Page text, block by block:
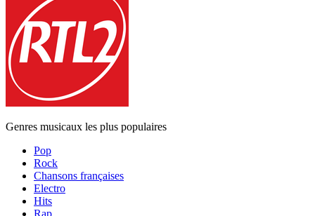
Genres musicaux les plus populaires
Pop
Rock
Chansons françaises
Electro
Hits